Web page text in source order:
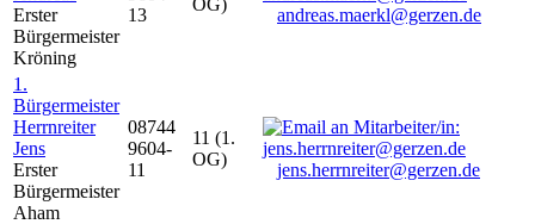
Erster
Bürgermeister
Kröning
13
andreas.maerkl@gerzen.de
1.
Bürgermeister
Herrnreiter
Jens
Erster
Bürgermeister
Aham
08744
9604-
11
11 (1.
OG)
jens.herrnreiter@gerzen.de